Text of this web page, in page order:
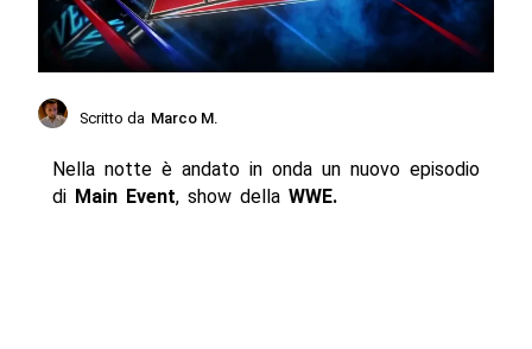
Scritto da Marco M.
Nella notte è andato in onda un nuovo episodio
di Main Event, show della WWE.